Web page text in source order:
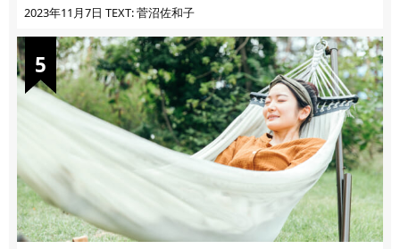
ユ・ヌカカ】
2023年11月7日 TEXT: 菅沼佐和子